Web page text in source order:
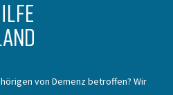
von Demenz betroffen? Wir